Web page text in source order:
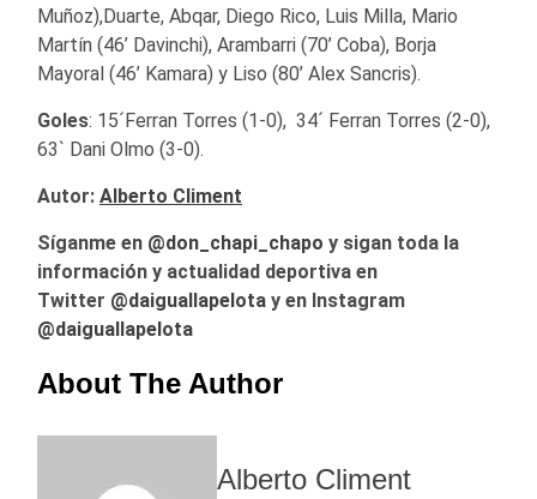
Muñoz),Duarte, Abqar, Diego Rico, Luis Milla, Mario
Martín (46’ Davinchi), Arambarri (70’ Coba), Borja
Mayoral (46’ Kamara) y Liso (80’ Alex Sancris).
Goles: 15´Ferran Torres (1-0), 34´ Ferran Torres (2-0),
63` Dani Olmo (3-0).
Autor: Alberto Climent
Síganme en @don_chapi_chapo y sigan toda la
información y actualidad deportiva en
Twitter @daiguallapelota y en Instagram
@daiguallapelota
About The Author
Alberto Climent